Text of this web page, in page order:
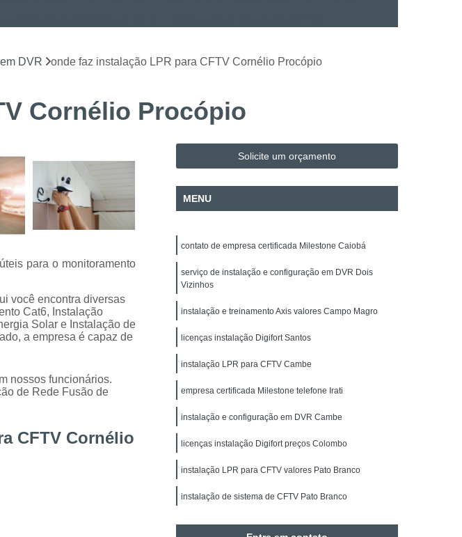
para CFTV
Licença Instalação BVMS
Licenças Instalação Digifort
Incêndio BOSCH Curitiba
Alarme de Incêndio BOSCH Paraná
Instalação e Configuração de Sistema de Automação
Manutenção de Bis BOSCH
Instalação e Manutenção de Cancela
e Manutenção de Catracas
Instalação e Manutenção de Commbox
de Sistema de Controle de Acesso
Energia Solar
Instalação de Fotovoltaico
Instalação Elétrica
Manutenção de Energia Solar
de Energia Solar Curitiba
Manutenção de Energia Solar Paraná
e Instalação de SPDA
Projeto Elétrico
Alarme de Intrusão DSC
Perimetral
Cofres Eletrônicos
de Alarme Perimetral
Instalação de Sistemas de Alarmes de Intrusão
Manutenção de Segurança Eletrônica
Eletrônica Curitiba
Manutenção de Segurança Eletrônica Paraná
Instalação Câmeras BOSCH
Hikvision
Instalação de CFTV
Instalação de Câmera de Segurança
DVR onde faz instalação LPR para CFTV Cornélio Procópio
Cornélio Procópio
para o monitoramento
você encontra diversas
Cat6, Instalação
Solar e Instalação de
a empresa é capaz de
nossos funcionários.
de Rede Fusão de
CFTV Cornélio
Solicite um orçamento
MENU
contato de empresa certificada Milestone Caiobá
serviço de instalação e configuração em DVR Dois
Vizinhos
instalação e treinamento Axis valores Campo Magro
licenças instalação Digifort Santos
instalação LPR para CFTV Cambe
empresa certificada Milestone telefone Irati
instalação e configuração em DVR Cambe
licenças instalação Digifort preços Colombo
instalação LPR para CFTV valores Pato Branco
instalação de sistema de CFTV Pato Branco